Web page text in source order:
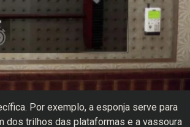
Por exemplo, a esponja serve para
dos trilhos das plataformas e a vassoura